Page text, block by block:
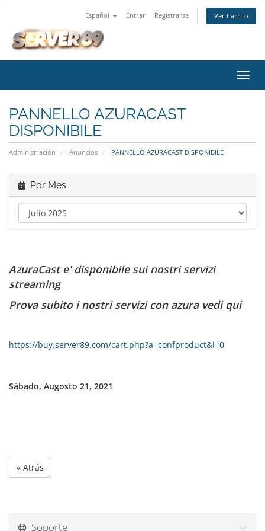
Español Entrar Registrarse Ver Carrito
PANNELLO AZURACAST
DISPONIBILE
Administración Anuncios PANNELLO AZURACAST DISPONIBILE
Por Mes
AzuraCast e' disponibile sui nostri servizi
streaming
Prova subito i nostri servizi con azura vedi qui
https://buy.server89.com/cart.php?a=confproduct&i=0
Sábado, Augosto 21, 2021
« Atrás
Soporte